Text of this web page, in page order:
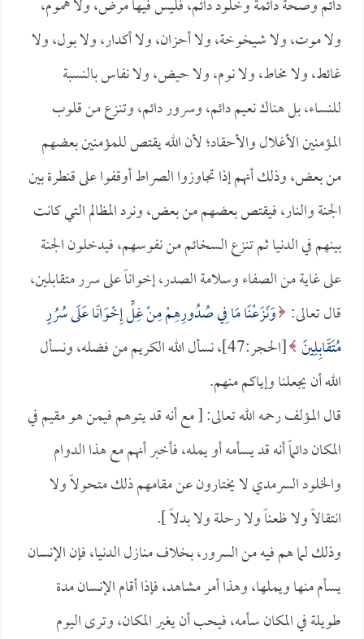
دائم وصحة دائمة وخلود دائم، فليس فيها مرض، ولا هموم،
ولا موت، ولا شيخوخة، ولا أحزان، ولا أكدار، ولا بول، ولا
غائط، ولا مخاط، ولا نوم، ولا حيض، ولا نفاس بالنسبة
للنساء، بل هناك نعيم دائم، وسرور دائم، وتنزع من قلوب
المؤمنين الأغلال والأحقاد؛ لأن الله يقتص للمؤمنين بعضهم
من بعض، وذلك أنهم إذا تجاوزوا الصراط أوقفوا على قنطرة بين
الجنة والنار، فيقتص بعضهم من بعض، ونرد المظالم التي كانت
بينهم في الدنيا ثم تنزع السخائم من نفوسهم، فيدخلون الجنة
على غاية من الصفاء وسلامة الصدر، إخواناً على سرر متقابلين،
قال تعالى: وَنَزَعْنَا مَا فِي صُدُورِهِمْ مِنْ غِلٍّ إِخْوَانًا عَلَى سُرُرٍ
مُتَقَابِلِينَ
[الحجر:47]، نسأل الله الكريم من فضله، ونسأل
الله أن يجعلنا وإياكم منهم.
قال المؤلف رحمه الله تعالى: [ مع أنه قد يتوهم فيمن هو مقيم في
المكان دائماً أنه قد يسأمه أو يمله، فأخبر أنهم مع هذا الدوام
والخلود السرمدي لا يختارون عن مقامهم ذلك متحولاً ولا
انتقالاً ولا ظعناً ولا رحلة ولا بدلاً ].
وذلك لما هم فيه من السرور، بخلاف منازل الدنيا، فإن الإنسان
يسأم منها ويملها، وهذا أمر مشاهد، فإذا أقام الإنسان مدة
طويلة في المكان سأمه، فيحب أن يغير المكان، وترى اليوم